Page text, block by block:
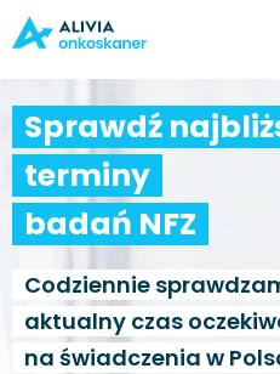
Sprawdź
terminy
badań NFZ
Codziennie
aktualny czas
na świadczenia w